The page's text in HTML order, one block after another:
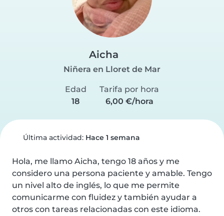
Aicha
Niñera en Lloret de Mar
Edad
18
Tarifa por hora
6,00 €/hora
Última actividad: Hace 1 semana
Hola, me llamo Aicha, tengo 18 años y me
considero una persona paciente y amable. Tengo
un nivel alto de inglés, lo que me permite
comunicarme con fluidez y también ayudar a
otros con tareas relacionadas con este idioma.